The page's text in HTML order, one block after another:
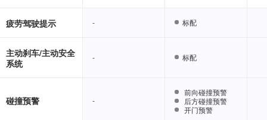
疲劳驾驶提示 - 标配
主动刹车/主动安全
系统
- 标配
碰撞预警 -
前向碰撞预警
后方碰撞预警
开门预警
- 标配
- 标配
-
前向碰撞预警
后方碰撞预警
开门预警